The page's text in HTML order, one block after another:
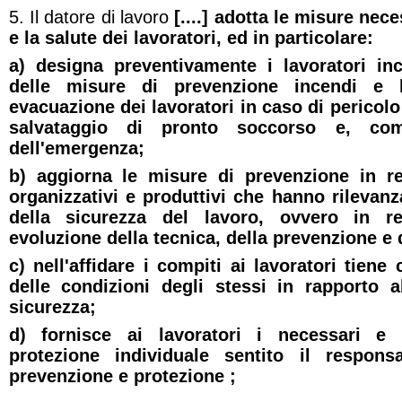
5. Il datore di lavoro [....] adotta le misure
e la salute dei lavoratori, ed in particolare:
a) designa preventivamente i lavoratori
delle misure di prevenzione incendi e
evacuazione dei lavoratori in caso di
salvataggio di pronto soccorso e,
dell'emergenza;
b) aggiorna le misure di prevenzione in
organizzativi e produttivi che hanno
della sicurezza del lavoro, ovvero in
evoluzione della tecnica, della prevenzione e
c) nell'affidare i compiti ai lavoratori tiene
delle condizioni degli stessi in rapporto
sicurezza;
d) fornisce ai lavoratori i necessari e
protezione individuale sentito il
prevenzione e protezione ;